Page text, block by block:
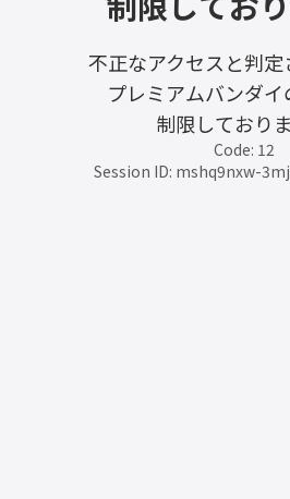
不正なアクセスと判定
プレミアムバンダイ
制限しておりま
Code: 12
Session ID: mshq9nxw-